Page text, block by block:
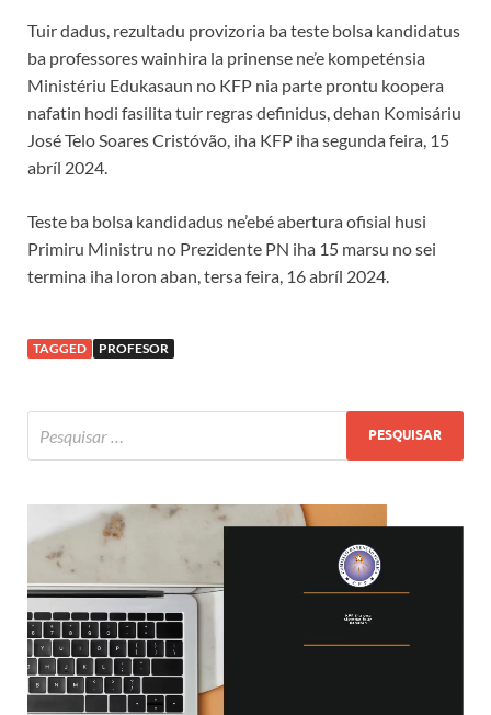
Tuir dadus, rezultadu provizoria ba teste bolsa kandidatus
ba professores wainhira la prinense ne’e kompeténsia
Ministériu Edukasaun no KFP nia parte prontu koopera
nafatin hodi fasilita tuir regras definidus, dehan Komisáriu
José Telo Soares Cristóvão, iha KFP iha segunda feira, 15
abríl 2024.
Teste ba bolsa kandidadus ne’ebé abertura ofisial husi
Primiru Ministru no Prezidente PN iha 15 marsu no sei
termina iha loron aban, tersa feira, 16 abríl 2024.
TAGGED PROFESOR